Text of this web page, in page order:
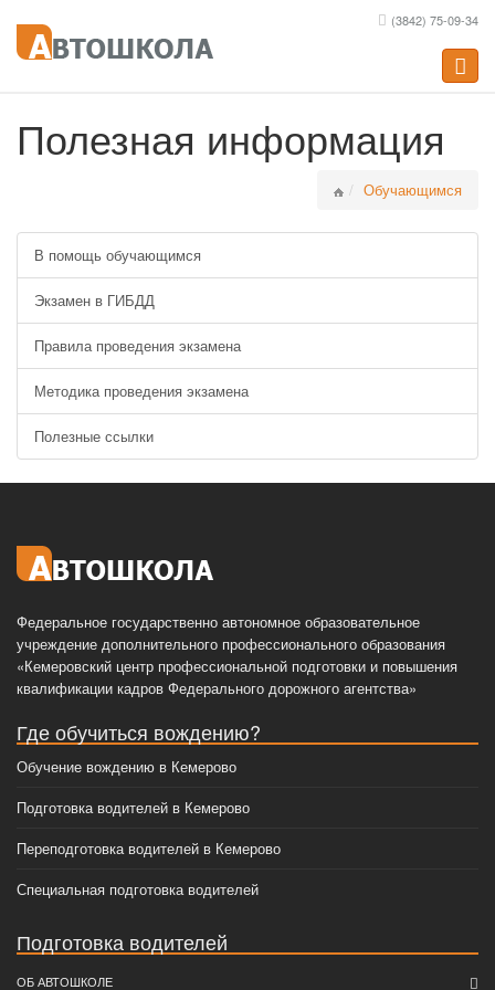
(3842) 75-09-34
Toggle
Полезная информация
Обучающимся
В помощь обучающимся
Экзамен в ГИБДД
Правила проведения экзамена
Методика проведения экзамена
Полезные ссылки
Федеральное государственно автономное образовательное
учреждение дополнительного профессионального образования
«Кемеровский центр профессиональной подготовки и повышения
квалификации кадров Федерального дорожного агентства»
Где обучиться вождению?
Обучение вождению в Кемерово
Подготовка водителей в Кемерово
Переподготовка водителей в Кемерово
Специальная подготовка водителей
Подготовка водителей
ОБ АВТОШКОЛЕ